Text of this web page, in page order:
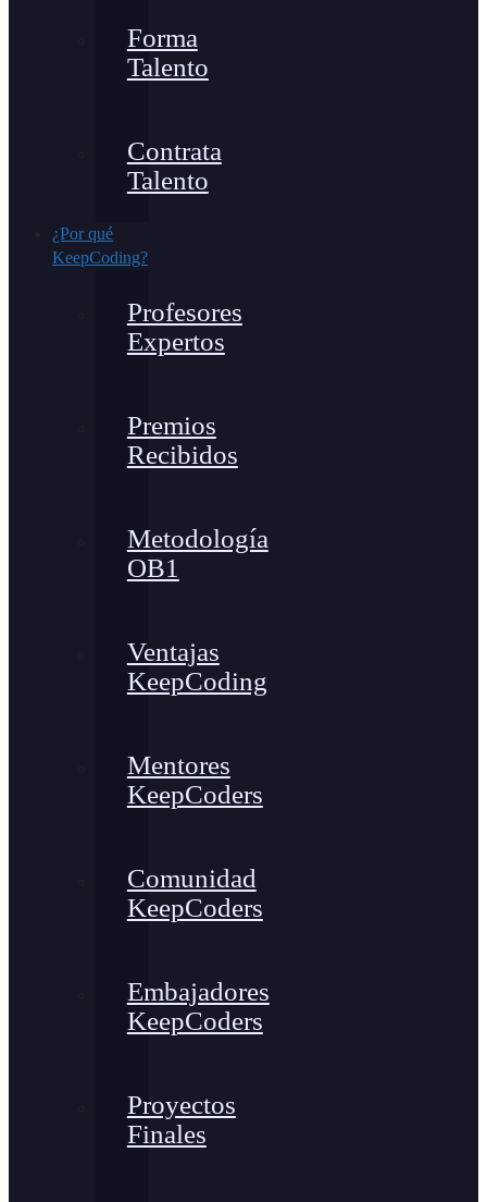
Forma
Talento
Contrata
Talento
¿Por qué
KeepCoding?
Profesores
Expertos
Premios
Recibidos
Metodología
OB1
Ventajas
KeepCoding
Mentores
KeepCoders
Comunidad
KeepCoders
Embajadores
KeepCoders
Proyectos
Finales